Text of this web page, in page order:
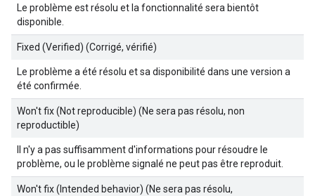
Le problème est résolu et la fonctionnalité sera bientôt
disponible.
Fixed (Verified) (Corrigé, vérifié)
Le problème a été résolu et sa disponibilité dans une version a
été confirmée.
Won't fix (Not reproducible) (Ne sera pas résolu, non
reproductible)
Il n'y a pas suffisamment d'informations pour résoudre le
problème, ou le problème signalé ne peut pas être reproduit.
Won't fix (Intended behavior) (Ne sera pas résolu,